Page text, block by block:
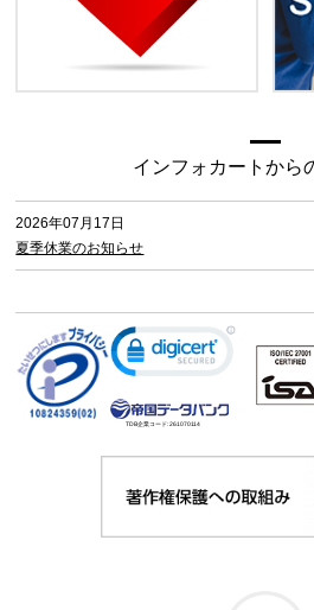
インフォカートから
2026年07月17日
夏季休業のお知らせ
TDB企業コード:261070114